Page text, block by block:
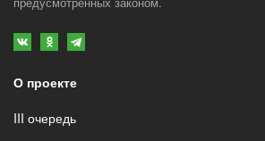
О проекте
III очередь